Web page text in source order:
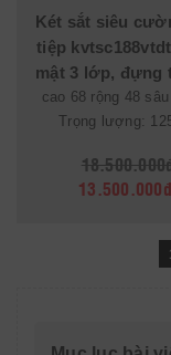
Két sắt siêu
tiệp
mật 3 lớp, đựng
rộng rãi, chống
trội
cao 68 rộng 48
Trọng
13.500.000đ